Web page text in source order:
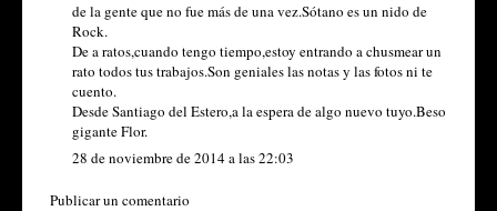
de la gente que no fue más de una vez.Sótano es un nido de
Rock.
De a ratos,cuando tengo tiempo,estoy entrando a chusmear un
rato todos tus trabajos.Son geniales las notas y las fotos ni te
cuento.
Desde Santiago del Estero,a la espera de algo nuevo tuyo.Beso
gigante Flor.
28 de noviembre de 2014 a las 22:03
Publicar un comentario